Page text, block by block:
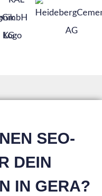
SEO-
DEIN
IN GERA?